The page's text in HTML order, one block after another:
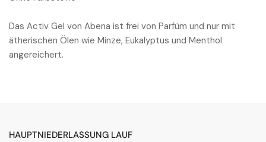
Das Activ Gel von Abena ist frei von Parfüm und nur mit
ätherischen Ölen wie Minze, Eukalyptus und Menthol
angereichert.
HAUPTNIEDERLASSUNG LAUF